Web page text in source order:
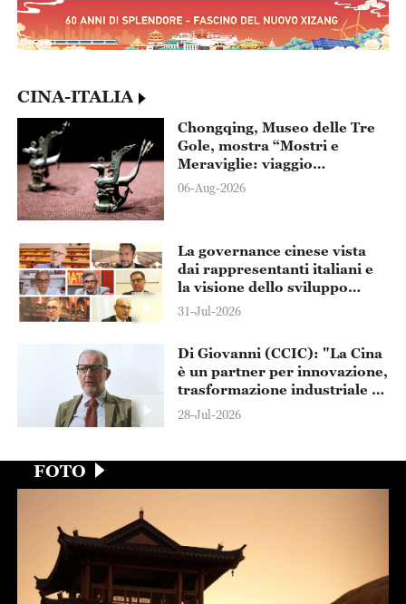
CINA-ITALIA
Chongqing, Museo delle Tre
Gole, mostra “Mostri e
Meraviglie: viaggio
immaginario e creature
fantastiche”
06-Aug-2026
La governance cinese vista
dai rappresentanti italiani e
la visione dello sviluppo
comune sino-italiano
31-Jul-2026
Di Giovanni (CCIC): "La Cina
è un partner per innovazione,
trasformazione industriale e
crescita globale"
28-Jul-2026
FOTO